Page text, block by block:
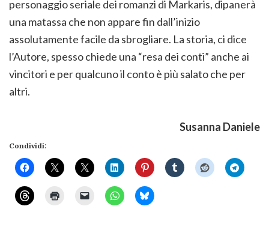
personaggio seriale dei romanzi di Markaris, dipanerà
una matassa che non appare fin dall’inizio
assolutamente facile da sbrogliare. La storia, ci dice
l’Autore, spesso chiede una “resa dei conti” anche ai
vincitori e per qualcuno il conto è più salato che per
altri.
Susanna Daniele
Condividi: